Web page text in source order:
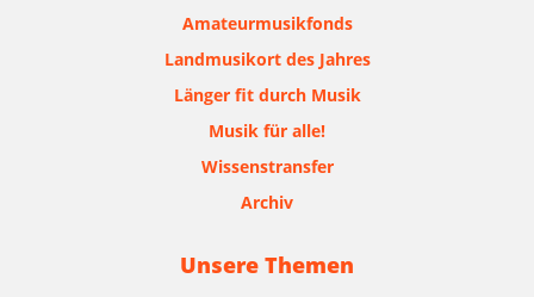
Amateurmusikfonds
Landmusikort des Jahres
Länger fit durch Musik
Musik für alle!
Wissenstransfer
Archiv
Unsere Themen